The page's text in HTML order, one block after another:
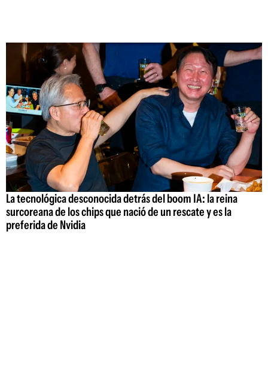
La tecnológica desconocida detrás del boom IA: la reina
surcoreana de los chips que nació de un rescate y es la
preferida de Nvidia